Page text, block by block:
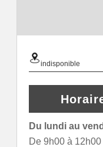
indisponible
Du lundi au
De 9h00 à